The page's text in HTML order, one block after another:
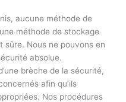
aucune méthode de
méthode de stockage
sûre. Nous ne pouvons en
absolue.
brèche de la sécurité,
afin qu’ils
Nos procédures